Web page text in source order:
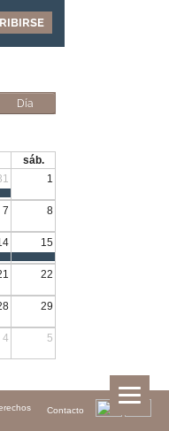
Día
sáb.
1
7 8
15
22
29
4 5
Contacto